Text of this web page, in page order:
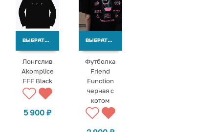
ВЫБРАТЬ ВАРИАНТЫ
Лонгслив
Akomplice
FFF Black
5 900₽
ВЫБРАТЬ ВАРИАНТЫ
Футболка
Friend
Function
черная с
котом